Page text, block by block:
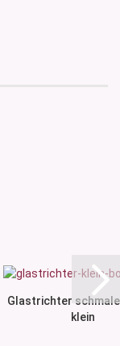
Glastrichter
klein